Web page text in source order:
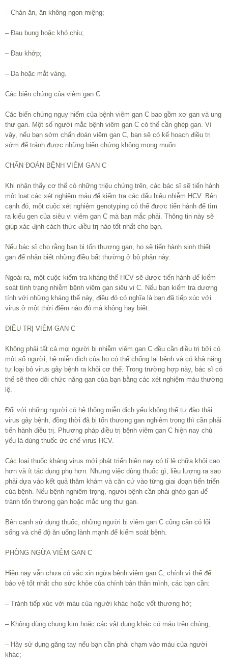
– Chán ăn, ăn không ngon miệng;
– Đau bụng hoặc khó chịu;
– Đau khớp;
– Da hoặc mắt vàng.
Các biến chứng của viêm gan C
Các biến chứng nguy hiểm của bệnh viêm gan C bao gồm xơ gan và ung
thư gan. Một số người mắc bệnh viêm gan C có thể cần ghép gan. Vì
vậy, nếu bạn sớm chẩn đoán viêm gan C, bạn sẽ có kế hoạch điều trị
sớm để tránh được những biến chứng không mong muốn.
CHẨN ĐOÁN BỆNH VIÊM GAN C
Khi nhận thấy cơ thể có những triệu chứng trên, các bác sĩ sẽ tiến hành
một loạt các xét nghiệm máu để kiểm tra các dấu hiệu nhiễm HCV. Bên
cạnh đó, một cuộc xét nghiệm genotyping có thể được tiến hành để tìm
ra kiểu gen của siêu vi viêm gan C mà bạn mắc phải. Thông tin này sẽ
giúp xác định cách thức điều trị nào tốt nhất cho bạn.
Nếu bác sĩ cho rằng bạn bị tổn thương gan, họ sẽ tiến hành sinh thiết
gan để nhận biết những điều bất thường ở bộ phận này.
Ngoài ra, một cuộc kiểm tra kháng thể HCV sẽ được tiến hành để kiểm
soát tình trạng nhiễm bệnh viêm gan siêu vi C. Nếu bạn kiểm tra dương
tính với những kháng thể này, điều đó có nghĩa là bạn đã tiếp xúc với
virus ở một thời điểm nào đó mà không hay biết.
ĐIỀU TRỊ VIÊM GAN C
Không phải tất cả mọi người bị nhiễm viêm gan C đều cần điều trị bởi có
một số người, hệ miễn dịch của họ có thể chống lại bệnh và có khả năng
tự loại bỏ virus gây bệnh ra khỏi cơ thể. Trong trường hợp này, bác sĩ có
thể sẽ theo dõi chức năng gan của bạn bằng các xét nghiệm máu thường
lệ.
Đối với những người có hệ thống miễn dịch yếu không thể tự đào thải
virus gây bệnh, đồng thời đã bị tổn thương gan nghiêm trọng thì cần phải
tiến hành điều trị. Phương pháp điều trị bệnh viêm gan C hiện nay chủ
yếu là dùng thuốc ức chế virus HCV.
Các loại thuốc kháng virus mới phát triển hiện nay có tỉ lệ chữa khỏi cao
hơn và ít tác dụng phụ hơn. Nhưng việc dùng thuốc gì, liều lượng ra sao
phải dựa vào kết quả thăm khám và căn cứ vào từng giai đoạn tiến triển
của bệnh. Nếu bệnh nghiêm trọng, người bệnh cần phải ghép gan để
tránh tổn thương gan hoặc mắc ung thư gan.
Bên cạnh sử dụng thuốc, những người bị viêm gan C cũng cần có lối
sống và chế độ ăn uống lành mạnh để kiểm soát bệnh.
PHÒNG NGỪA VIÊM GAN C
Hiện nay vẫn chưa có vắc xin ngừa bệnh viêm gan C, chính vì thế để
bảo vệ tốt nhất cho sức khỏe của chính bản thân mình, các bạn cần:
– Tránh tiếp xúc với máu của người khác hoặc vết thương hở;
– Không dùng chung kim hoặc các vật dụng khác có máu trên chúng;
– Hãy sử dụng găng tay nếu bạn cần phải chạm vào máu của người
khác;